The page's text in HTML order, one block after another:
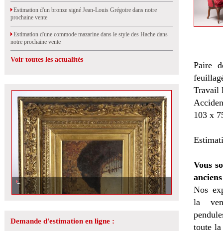
Estimation d'un bronze signé Jean-Louis Grégoire dans notre
prochaine vente
Estimation d'une commode mazarine dans le style des Hache dans
notre prochaine vente
Voir toutes les actualités
Demande d'estimation en ligne :
Paire
Travail
103 x
Vous
Nos
la
toute